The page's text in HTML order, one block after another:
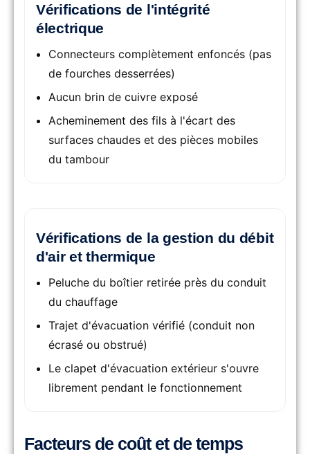
Vérifications de l'intégrité
électrique
Connecteurs complètement enfoncés (pas
de fourches desserrées)
Aucun brin de cuivre exposé
Acheminement des fils à l'écart des
surfaces chaudes et des pièces mobiles
du tambour
Vérifications de la gestion du débit
d'air et thermique
Peluche du boîtier retirée près du conduit
du chauffage
Trajet d'évacuation vérifié (conduit non
écrasé ou obstrué)
Le clapet d'évacuation extérieur s'ouvre
librement pendant le fonctionnement
Facteurs de coût et de temps